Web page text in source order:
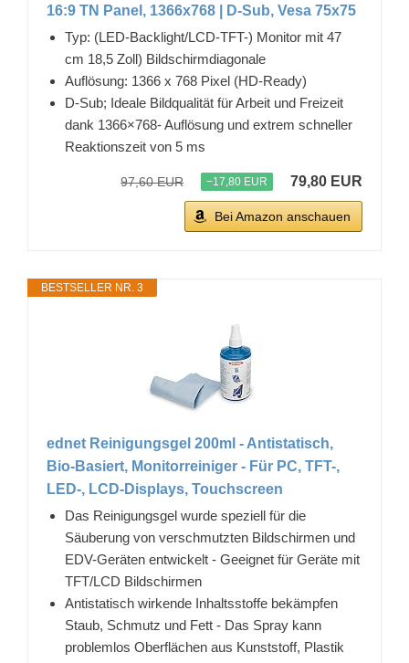
16:9 TN Panel, 1366x768 | D-Sub, Vesa 75x75
Typ: (LED-Backlight/LCD-TFT-) Monitor mit 47
cm 18,5 Zoll) Bildschirmdiagonale
Auflösung: 1366 x 768 Pixel (HD-Ready)
D-Sub; Ideale Bildqualität für Arbeit und Freizeit
dank 1366×768- Auflösung und extrem schneller
Reaktionszeit von 5 ms
97,60 EUR −17,80 EUR 79,80 EUR
Bei Amazon anschauen
BESTSELLER NR. 3
ednet Reinigungsgel 200ml - Antistatisch,
Bio-Basiert, Monitorreiniger - Für PC, TFT-,
LED-, LCD-Displays, Touchscreen
Das Reinigungsgel wurde speziell für die
Säuberung von verschmutzten Bildschirmen und
EDV-Geräten entwickelt - Geeignet für Geräte mit
TFT/LCD Bildschirmen
Antistatisch wirkende Inhaltsstoffe bekämpfen
Staub, Schmutz und Fett - Das Spray kann
problemlos Oberflächen aus Kunststoff, Plastik